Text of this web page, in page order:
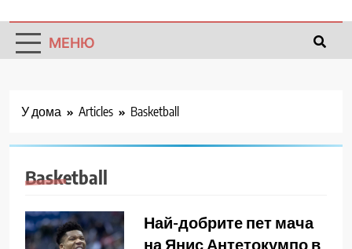
МЕНЮ
У дома Articles Basketball
Basketball
Най-добрите пет мача
на Янис Антетокумпо в